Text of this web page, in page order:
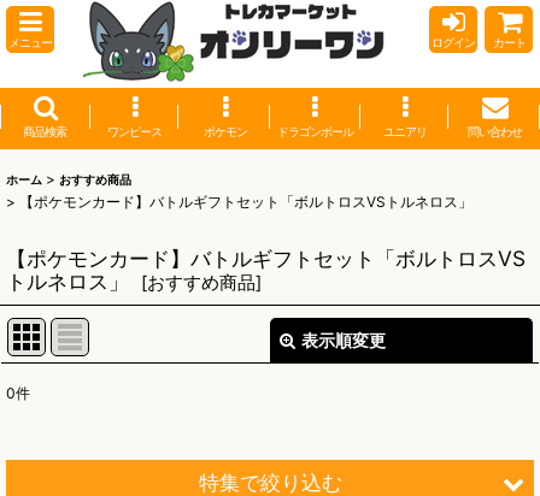
メニュー ログイン カート
商品検索 ワンピース ポケモン ドラゴンボール ユニアリ 問い合わせ
ホーム > おすすめ商品
> 【ポケモンカード】バトルギフトセット「ボルトロスVSトルネロス」
【ポケモンカード】バトルギフトセット「ボルトロスVS
トルネロス」
[おすすめ商品]
表示順変更
0件
特集で絞り込む